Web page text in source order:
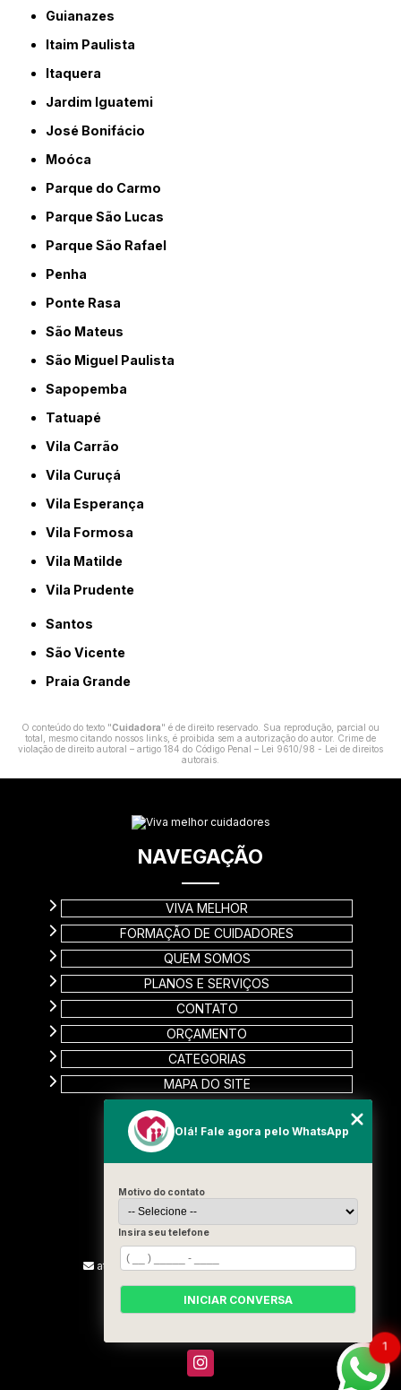
Guianazes
Itaim Paulista
Itaquera
Jardim Iguatemi
José Bonifácio
Moóca
Parque do Carmo
Parque São Lucas
Parque São Rafael
Penha
Ponte Rasa
São Mateus
São Miguel Paulista
Sapopemba
Tatuapé
Vila Carrão
Vila Curuçá
Vila Esperança
Vila Formosa
Vila Matilde
Vila Prudente
Santos
São Vicente
Praia Grande
O conteúdo do texto "Cuidadora" é de direito reservado. Sua reprodução, parcial ou
total, mesmo citando nossos links, é proibida sem a autorização do autor. Crime de
violação de direito autoral – artigo 184 do Código Penal – Lei 9610/98 - Lei de direitos
autorais
NAVEGAÇÃO
VIVA MELHOR
FORMAÇÃO DE CUIDADORES
QUEM SOMOS
PLANOS E SERVIÇOS
CONTATO
ORÇAMENTO
CATEGORIAS
MAPA DO SITE
CONTATO
Santo André - SP
(11) 99715-3131
(13) 9887-2187
atendimento@vivamelhorcuidadores.com
SIGA-NOS!
1
Olá! Fale agora pelo WhatsApp
Motivo do contato
Insira seu telefone
INICIAR CONVERSA